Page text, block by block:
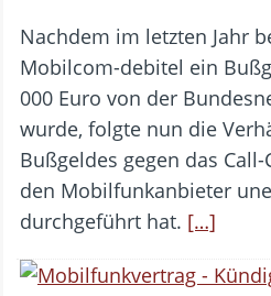
Nachdem im letzten Jahr
Mobilcom-debitel ein
000 Euro von der
wurde, folgte nun die
Bußgeldes gegen das
den Mobilfunkanbieter
durchgeführt hat. […]